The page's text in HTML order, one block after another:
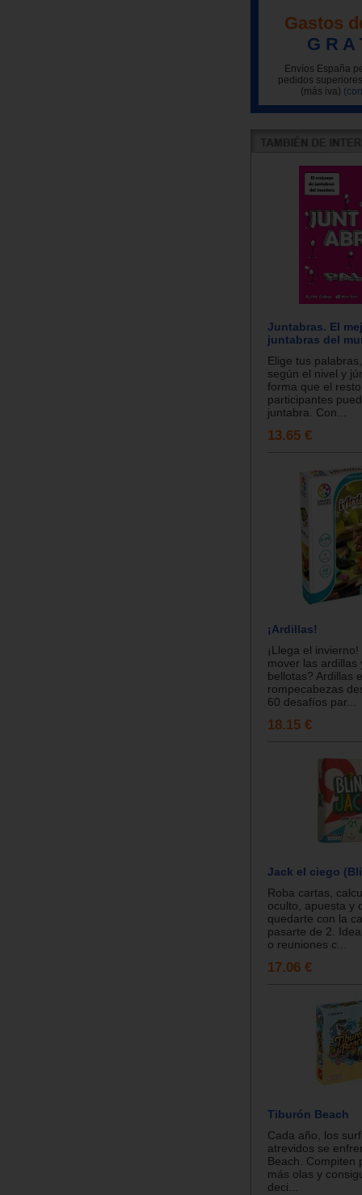
Gastos
G R A
Envíos España
pedidos
(más iva)
Juntabras. El
juntabras del
Elige tus
según el nivel y
forma que el
participantes
juntabra. Con...
13.65 €
¡Ardillas!
¡Llega el
mover las ardillas
bellotas? Ardillas
rompecabezas
60 desafíos par...
18.15 €
Jack el ciego
Roba cartas,
oculto, apuesta y
quedarte con la
pasarte de 2.
o reuniones c...
17.06 €
Tiburón Beach
Cada año, los
atrevidos se
Beach. Compiten
más olas y
deci...